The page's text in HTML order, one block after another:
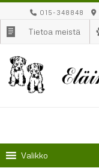
to
content
015-348848
Tietoa meistä
Valikko